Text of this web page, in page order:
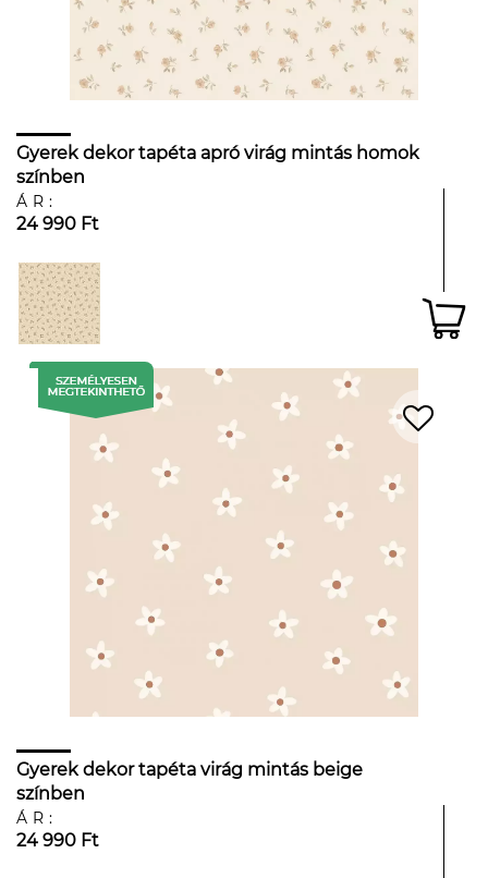
Gyerek dekor tapéta apró virág mintás homok
színben
ÁR:
24 990 Ft
Gyerek dekor tapéta virág mintás beige
színben
ÁR:
24 990 Ft